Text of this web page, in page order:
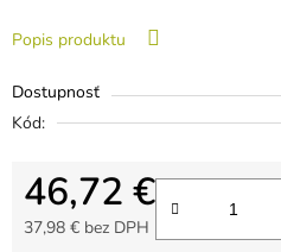
Popis produktu
Dostupnosť
Kód:
46,72 €
37,98 € bez DPH